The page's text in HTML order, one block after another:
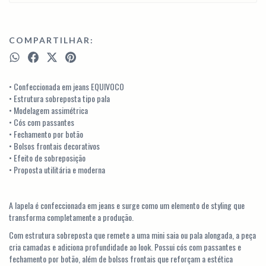
COMPARTILHAR:
• Confeccionada em jeans EQUIVOCO
• Estrutura sobreposta tipo pala
• Modelagem assimétrica
• Cós com passantes
• Fechamento por botão
• Bolsos frontais decorativos
• Efeito de sobreposição
• Proposta utilitária e moderna
A lapela é confeccionada em jeans e surge como um elemento de styling que
transforma completamente a produção.
Com estrutura sobreposta que remete a uma mini saia ou pala alongada, a peça
cria camadas e adiciona profundidade ao look. Possui cós com passantes e
fechamento por botão, além de bolsos frontais que reforçam a estética